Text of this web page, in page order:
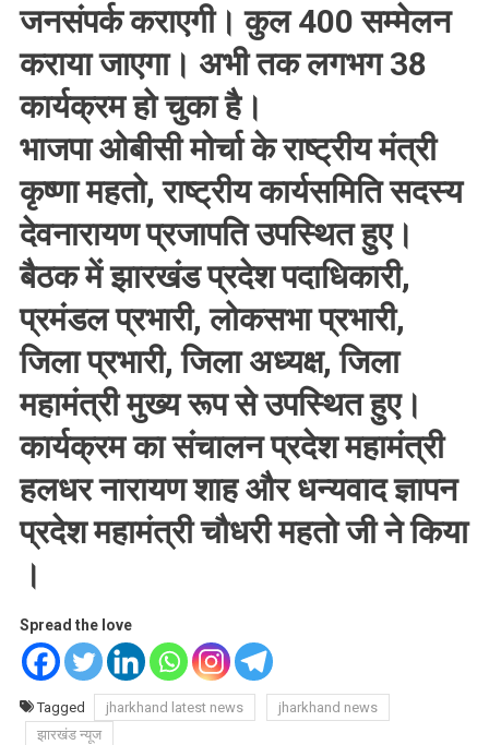
जनसंपर्क कराएगी। कुल 400 सम्मेलन
कराया जाएगा। अभी तक लगभग 38
कार्यक्रम हो चुका है।
भाजपा ओबीसी मोर्चा के राष्ट्रीय मंत्री
कृष्णा महतो, राष्ट्रीय कार्यसमिति सदस्य
देवनारायण प्रजापति उपस्थित हुए।
बैठक में झारखंड प्रदेश पदाधिकारी,
प्रमंडल प्रभारी, लोकसभा प्रभारी,
जिला प्रभारी, जिला अध्यक्ष, जिला
महामंत्री मुख्य रूप से उपस्थित हुए।
कार्यक्रम का संचालन प्रदेश महामंत्री
हलधर नारायण शाह और धन्यवाद ज्ञापन
प्रदेश महामंत्री चौधरी महतो जी ने किया
।
Spread the love
Tagged jharkhand latest news
jharkhand news
झारखंड न्यूज